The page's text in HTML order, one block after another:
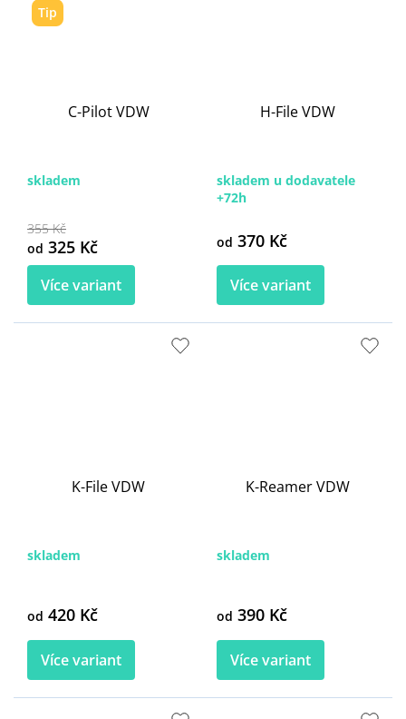
Tip
C-Pilot VDW
skladem
355 Kč
od 325 Kč
Více variant
H-File VDW
skladem u dodavatele
+72h
od 370 Kč
Více variant
K-File VDW
skladem
od 420 Kč
Více variant
K-Reamer VDW
skladem
od 390 Kč
Více variant